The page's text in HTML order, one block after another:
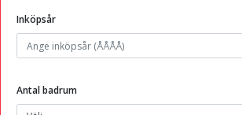
Inköpsår
Antal badrum